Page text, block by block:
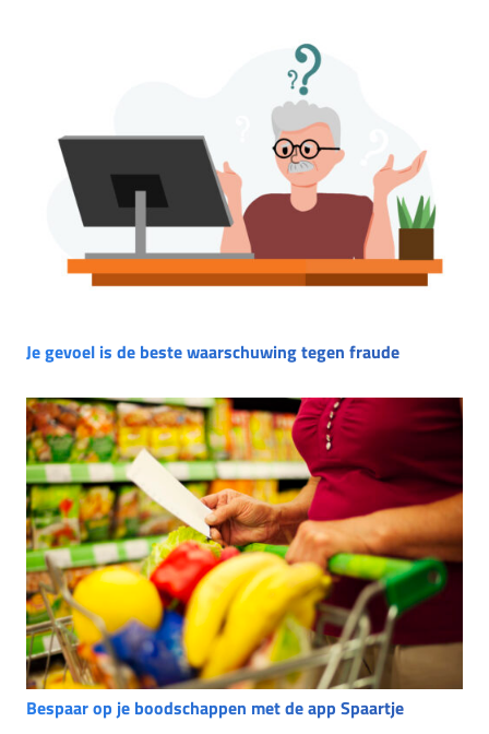
Je gevoel is de beste waarschuwing tegen fraude
Bespaar op je boodschappen met de app Spaartje